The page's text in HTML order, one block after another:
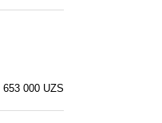
653 000 UZS